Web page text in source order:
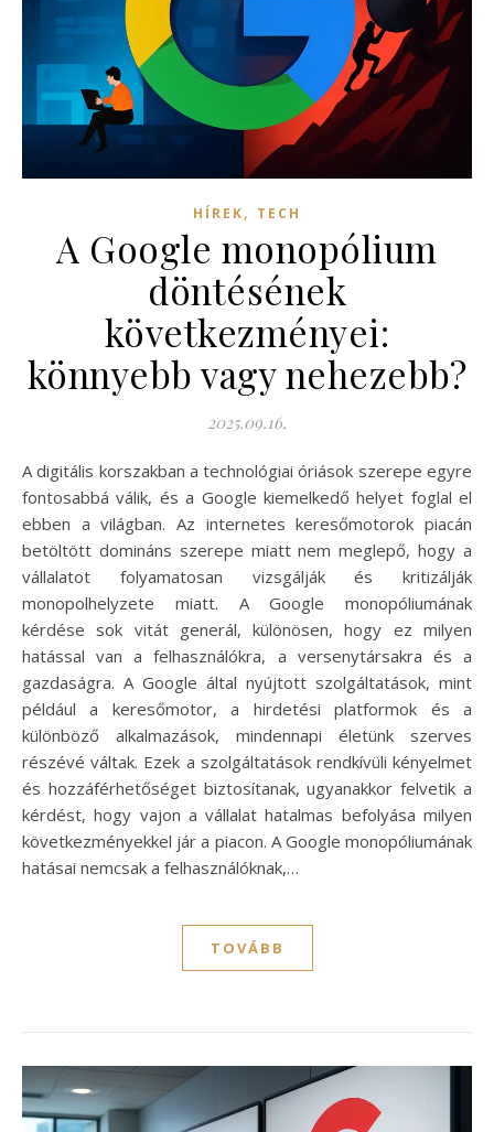
HÍREK, TECH
A Google monopólium
döntésének
következményei:
könnyebb vagy nehezebb?
2025.09.16.
A digitális korszakban a technológiai óriások szerepe egyre
fontosabbá válik, és a Google kiemelkedő helyet foglal el
ebben a világban. Az internetes keresőmotorok piacán
betöltött domináns szerepe miatt nem meglepő, hogy a
vállalatot folyamatosan vizsgálják és kritizálják
monopolhelyzete miatt. A Google monopóliumának
kérdése sok vitát generál, különösen, hogy ez milyen
hatással van a felhasználókra, a versenytársakra és a
gazdaságra. A Google által nyújtott szolgáltatások, mint
például a keresőmotor, a hirdetési platformok és a
különböző alkalmazások, mindennapi életünk szerves
részévé váltak. Ezek a szolgáltatások rendkívüli kényelmet
és hozzáférhetőséget biztosítanak, ugyanakkor felvetik a
kérdést, hogy vajon a vállalat hatalmas befolyása milyen
következményekkel jár a piacon. A Google monopóliumának
hatásai nemcsak a felhasználóknak,…
TOVÁBB